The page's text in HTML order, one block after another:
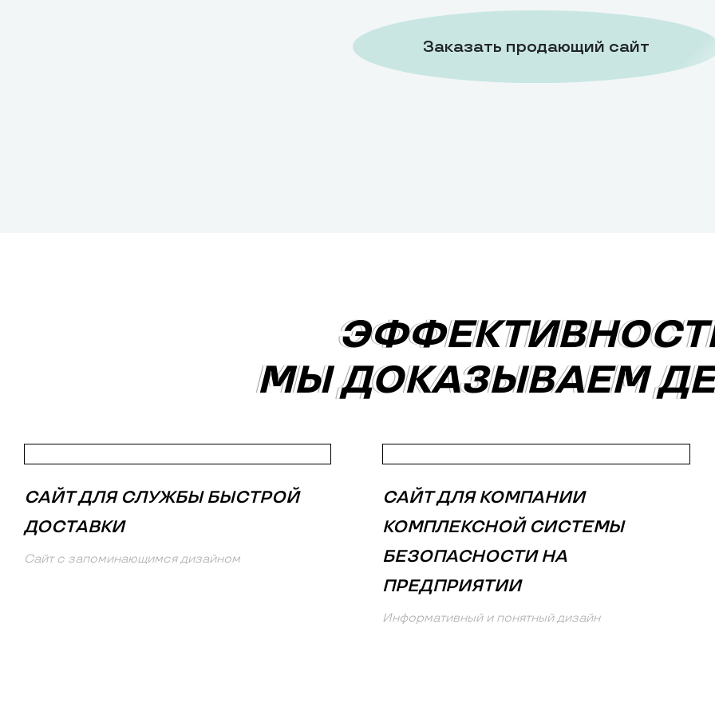
Заказать продающий сайт
МЫ ДОКАЗЫВАЕМ
МЫ ДОКАЗЫВАЕМ
САЙТ ДЛЯ СЛУЖБЫ БЫСТРОЙ
ДОСТАВКИ
Сайт с запоминающимся дизайном
САЙТ ДЛЯ КОМПАНИИ
КОМПЛЕКСНОЙ СИСТЕМЫ
БЕЗОПАСНОСТИ НА
ПРЕДПРИЯТИИ
Информативный и понятный дизайн